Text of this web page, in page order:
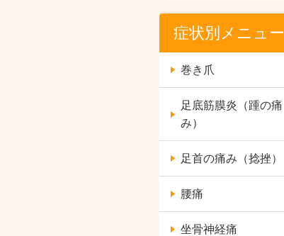
症状別メニュー
巻き爪
足底筋膜炎（踵の痛
み）
足首の痛み（捻挫）
腰痛
坐骨神経痛